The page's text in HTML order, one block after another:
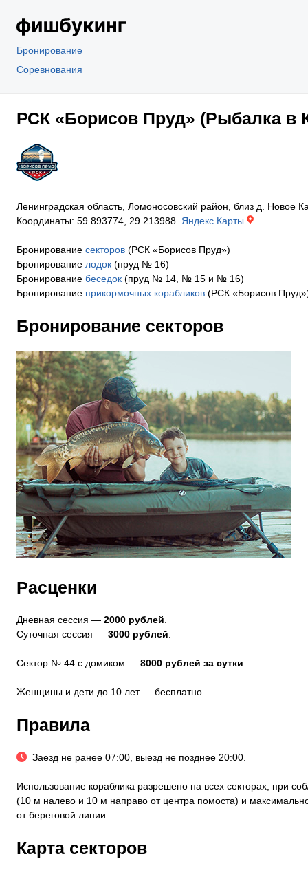
Бронирование
Соревнования
РСК «Борисов Пруд» (Рыбалка в
Ленинградская область, Ломоносовский район, близ д. Новое
Координаты: 59.893774, 29.213988. Яндекс.Карты
Бронирование секторов (РСК «Борисов Пруд»)
Бронирование лодок (пруд № 16)
Бронирование беседок (пруд № 14, № 15 и № 16)
Бронирование прикормочных корабликов (РСК «Борисов
Бронирование секторов
Расценки
Дневная сессия — 2000 рублей
Суточная сессия — 3000 рублей
Сектор № 44 с домиком — 8000 рублей за сутки
Женщины и дети до 10 лет — бесплатно.
Правила
Заезд не ранее 07:00, выезд не позднее 20:00.
Использование кораблика разрешено на всех секторах, при
(10 м налево и 10 м направо от центра помоста) и
от береговой линии.
Карта секторов